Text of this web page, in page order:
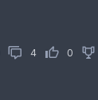
4 0